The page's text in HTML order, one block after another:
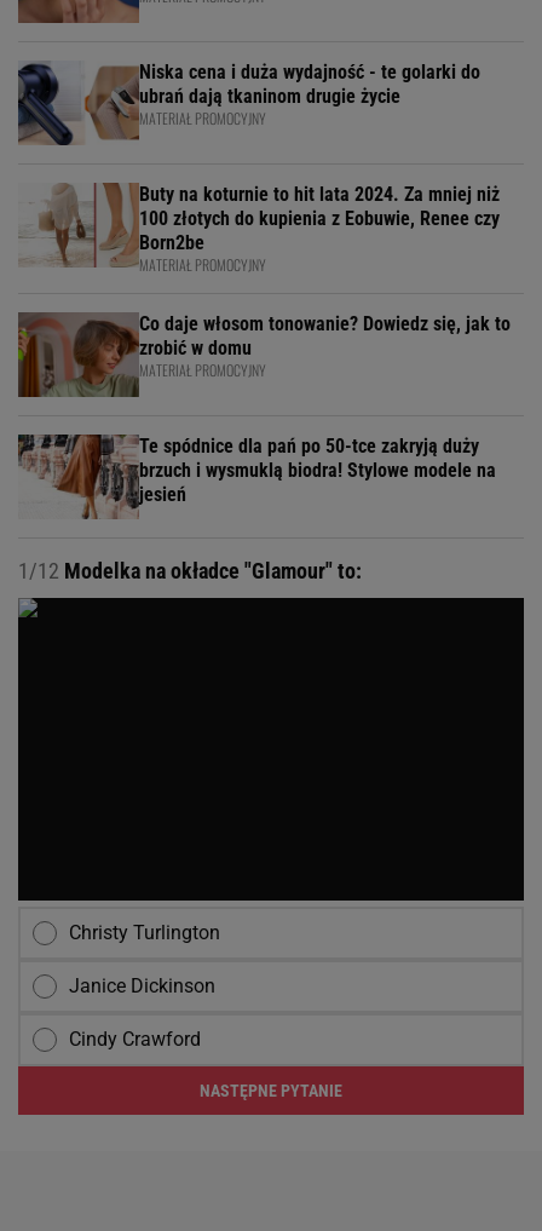
Niska cena i duża wydajność - te golarki do
ubrań dają tkaninom drugie życie
MATERIAŁ PROMOCYJNY
Buty na koturnie to hit lata 2024. Za mniej niż
100 złotych do kupienia z Eobuwie, Renee czy
Born2be
MATERIAŁ PROMOCYJNY
Co daje włosom tonowanie? Dowiedz się, jak to
zrobić w domu
MATERIAŁ PROMOCYJNY
Te spódnice dla pań po 50-tce zakryją duży
brzuch i wysmuklą biodra! Stylowe modele na
jesień
1/12 Modelka na okładce "Glamour" to:
Christy Turlington
Janice Dickinson
Cindy Crawford
NASTĘPNE PYTANIE